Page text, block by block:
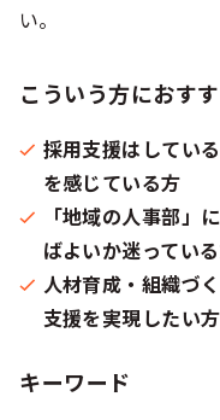
い。
こういう方におす
採用支援はしてい
を感じている方
「地域の人事部」
ばよいか迷ってい
人材育成・組織づ
支援を実現したい方
キーワード